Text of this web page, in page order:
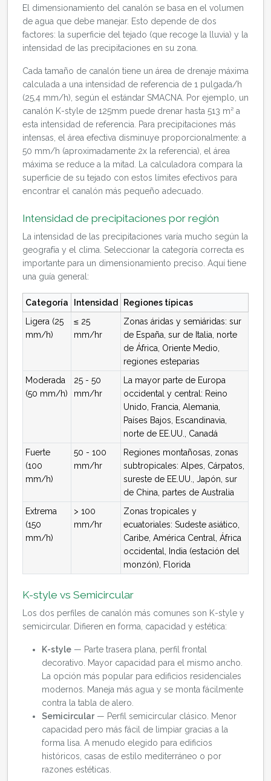
El dimensionamiento del canalón se basa en el volumen
de agua que debe manejar. Esto depende de dos
factores: la superficie del tejado (que recoge la lluvia) y la
intensidad de las precipitaciones en su zona.
Cada tamaño de canalón tiene un área de drenaje máxima
calculada a una intensidad de referencia de 1 pulgada/h
(25,4 mm/h), según el estándar SMACNA. Por ejemplo, un
canalón K-style de 125mm puede drenar hasta 513 m² a
esta intensidad de referencia. Para precipitaciones más
intensas, el área efectiva disminuye proporcionalmente: a
50 mm/h (aproximadamente 2x la referencia), el área
máxima se reduce a la mitad. La calculadora compara la
superficie de su tejado con estos límites efectivos para
encontrar el canalón más pequeño adecuado.
Intensidad de precipitaciones por región
La intensidad de las precipitaciones varía mucho según la
geografía y el clima. Seleccionar la categoría correcta es
importante para un dimensionamiento preciso. Aquí tiene
una guía general:
Categoría Intensidad
Regiones típicas
Ligera (25
mm/h)
≤ 25
mm/hr
Zonas áridas y semiáridas: sur
de España, sur de Italia, norte
de África, Oriente Medio,
regiones esteparias
Moderada
(50 mm/h)
25 - 50
mm/hr
La mayor parte de Europa
occidental y central: Reino
Unido, Francia, Alemania,
Países Bajos, Escandinavia,
norte de EE.UU., Canadá
Fuerte
(100
mm/h)
50 - 100
mm/hr
Regiones montañosas, zonas
subtropicales: Alpes, Cárpatos,
sureste de EE.UU., Japón, sur
de China, partes de Australia
Extrema
(150
mm/h)
> 100
mm/hr
Zonas tropicales y
ecuatoriales: Sudeste asiático,
Caribe, América Central, África
occidental, India (estación del
monzón), Florida
K-style vs Semicircular
Los dos perfiles de canalón más comunes son K-style y
semicircular. Difieren en forma, capacidad y estética:
K-style — Parte trasera plana, perfil frontal
decorativo. Mayor capacidad para el mismo ancho.
La opción más popular para edificios residenciales
modernos. Maneja más agua y se monta fácilmente
contra la tabla de alero.
Semicircular— Perfil semicircular clásico. Menor
capacidad pero más fácil de limpiar gracias a la
forma lisa. A menudo elegido para edificios
históricos, casas de estilo mediterráneo o por
razones estéticas.